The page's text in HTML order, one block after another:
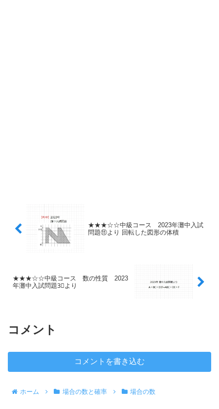
★★★☆☆中級コース 2023年灘中入試
問題⑪より 回転した図形の体積
★★★☆☆中級コース 数の性質 2023
年灘中入試問題3⃣より
コメント
コメントを書き込む
ホーム 場合の数と確率 場合の数